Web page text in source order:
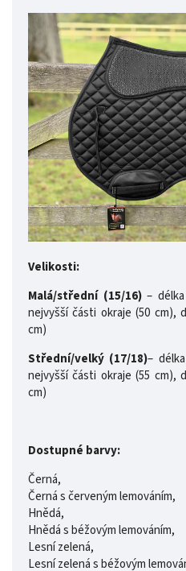
Velikosti:
Malá/střední (15/16)– délka
nejvyšší části okraje (50 cm),
cm)
Střední/velký (17/18)–
nejvyšší části okraje (55 cm),
cm)
Dostupné barvy:
Černá,
Černá s červeným lemováním,
Hnědá,
Hnědá s béžovým lemováním,
Lesní zelená,
Lesní zelená s béžovým